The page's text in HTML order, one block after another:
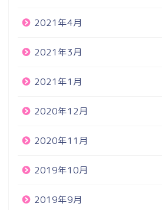
2021年4月
2021年3月
2021年1月
2020年12月
2020年11月
2019年10月
2019年9月